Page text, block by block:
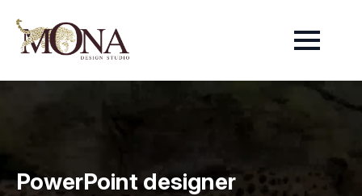
PowerPoint designer